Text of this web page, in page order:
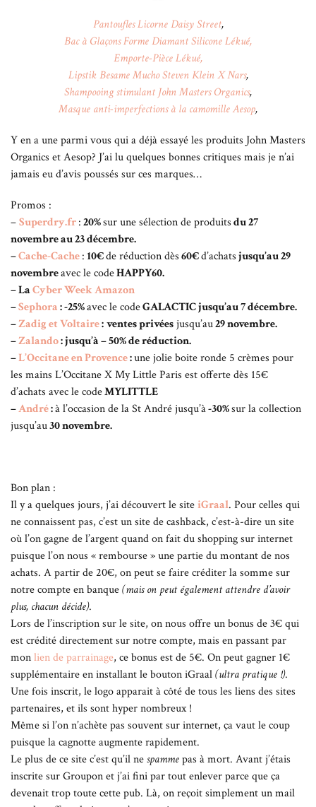
Pantoufles Licorne Daisy Street,
Bac à Glaçons Forme Diamant Silicone Lékué,
Emporte-Pièce Lékué,
Lipstik Besame Mucho Steven Klein X Nars,
Shampooing stimulant John Masters Organics,
Masque anti-imperfections à la camomille Aesop,
Y en a une parmi vous qui a déjà essayé les produits John Masters
Organics et Aesop? J’ai lu quelques bonnes critiques mais je n’ai
jamais eu d’avis poussés sur ces marques…
Promos :
–Superdry.fr:20%sur une sélection de produitsdu 27
novembre au 23 décembre.
–Cache-Cache:10€de réduction dès60€d’achatsjusqu’au 29
novembreavec le codeHAPPY60.
– LaCyber Week Amazon
–Sephora: -25%avec le codeGALACTIC jusqu’au 7 décembre.
–Zadig et Voltaire:ventes privéesjusqu’au29 novembre.
–Zalando: jusqu’à – 50% de réduction.
–L’Occitane en Provence:une jolie boite ronde 5 crèmes pour
les mains L’Occitane X My Little Paris est offerte dès 15€
d’achats avec le codeMYLITTLE
–André:à l’occasion de la St André jusqu’à-30%sur la collection
jusqu’au30 novembre.
Bon plan :
Il y a quelques jours, j’ai découvert le siteiGraal. Pour celles qui
ne connaissent pas, c’est un site de cashback, c’est-à-dire un site
où l’on gagne de l’argent quand on fait du shopping sur internet
puisque l’on nous « rembourse » une partie du montant de nos
achats. A partir de 20€, on peut se faire créditer la somme sur
notre compte en banque(mais on peut également attendre d’avoir
plus, chacun décide).
Lors de l’inscription sur le site, on nous offre un bonus de 3€ qui
est crédité directement sur notre compte, mais en passant par
monlien de parrainage, ce bonus est de 5€. On peut gagner 1€
supplémentaire en installant le bouton iGraal(ultra pratique !).
Une fois inscrit, le logo apparait à côté de tous les liens des sites
partenaires, et ils sont hyper nombreux !
Même si l’on n’achète pas souvent sur internet, ça vaut le coup
puisque la cagnotte augmente rapidement.
Le plus de ce site c’est qu’il nespammepas à mort. Avant j’étais
inscrite sur Groupon et j’ai fini par tout enlever parce que ça
devenait trop toute cette pub. Là, on reçoit simplement un mail